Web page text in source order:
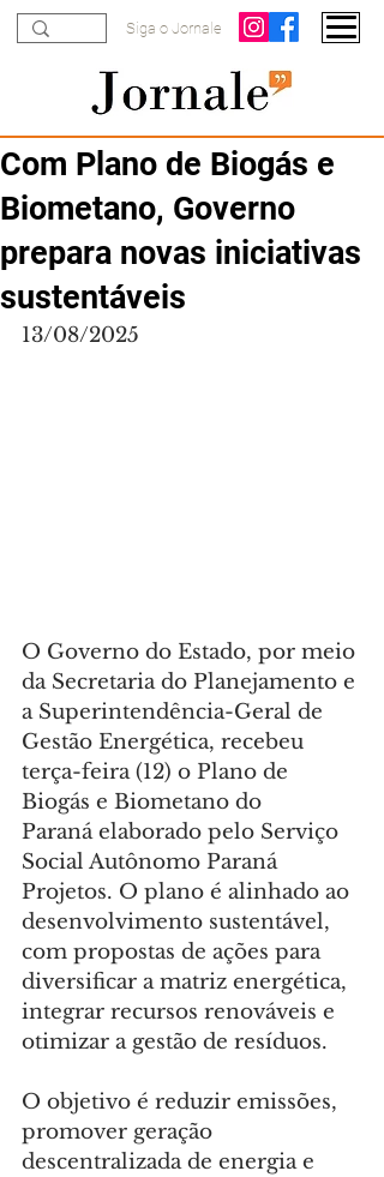
Siga o Jornale
Com Plano de Biogás e
Biometano, Governo
prepara novas iniciativas
sustentáveis
13/08/2025
O Governo do Estado, por meio
da Secretaria do Planejamento e
a Superintendência-Geral de
Gestão Energética, recebeu
terça-feira (12) o Plano de
Biogás e Biometano do
Paraná elaborado pelo Serviço
Social Autônomo Paraná
Projetos. O plano é alinhado ao
desenvolvimento sustentável,
com propostas de ações para
diversificar a matriz energética,
integrar recursos renováveis e
otimizar a gestão de resíduos.
O objetivo é reduzir emissões,
promover geração
descentralizada de energia e